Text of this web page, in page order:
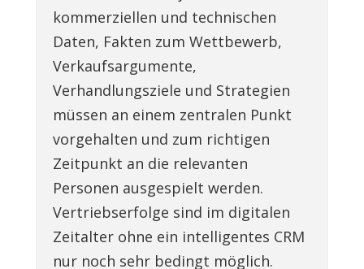
kommerziellen und technischen
Daten, Fakten zum Wettbewerb,
Verkaufsargumente,
Verhandlungsziele und Strategien
müssen an einem zentralen Punkt
vorgehalten und zum richtigen
Zeitpunkt an die relevanten
Personen ausgespielt werden.
Vertriebserfolge sind im digitalen
Zeitalter ohne ein intelligentes CRM
nur noch sehr bedingt möglich.